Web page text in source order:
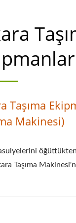
Taşıma
Makinesi)
Taşıma